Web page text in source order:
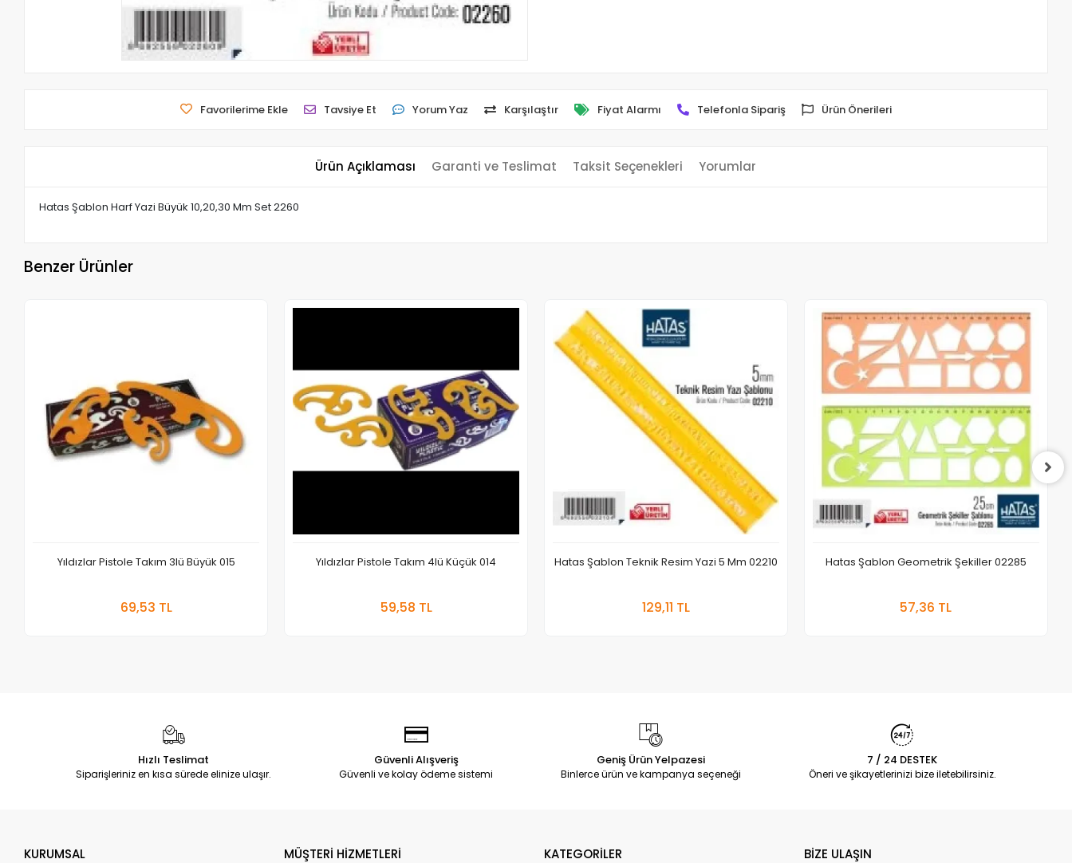
Favorilerime Ekle Tavsiye Et Yorum Yaz Karşılaştır Fiyat Alarmı Telefonla Sipariş Ürün Önerileri
Ürün Açıklaması Garanti ve Teslimat Taksit Seçenekleri Yorumlar
Hatas Şablon Harf Yazi Büyük 10,20,30 Mm Set 2260
Benzer Ürünler
Yıldızlar Pistole Takım 3lü Büyük 015
69,53 TL
Yıldızlar Pistole Takım 4lü Küçük 014
59,58 TL
Hatas Şablon Teknik Resim Yazi 5 Mm 02210
129,11 TL
Hatas Şablon Geometrik Şekiller 02285
57,36 TL
Hızlı Teslimat
Siparişleriniz en kısa sürede elinize ulaşır.
Güvenli Alışveriş
Güvenli ve kolay ödeme sistemi
Geniş Ürün Yelpazesi
Binlerce ürün ve kampanya seçeneği
7 / 24 DESTEK
Öneri ve şikayetlerinizi bize iletebilirsiniz.
KURUMSAL MÜŞTERİ HİZMETLERİ KATEGORİLER BİZE ULAŞIN